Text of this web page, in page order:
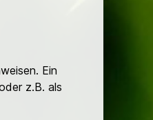
Ein
z.B. als